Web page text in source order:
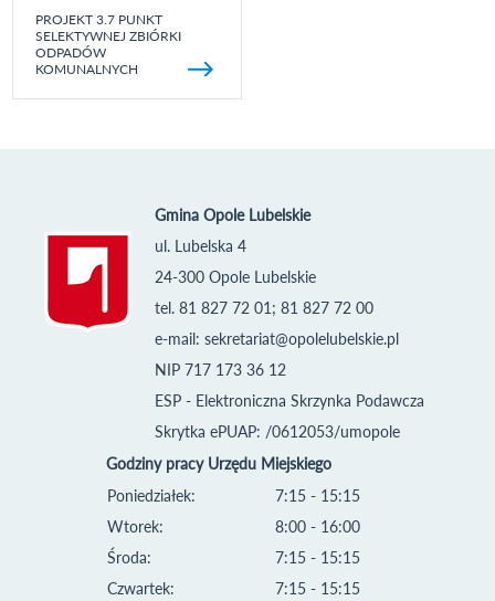
PROJEKT 3.7 PUNKT
SELEKTYWNEJ ZBIÓRKI
ODPADÓW
KOMUNALNYCH
Gmina Opole Lubelskie
ul. Lubelska 4
24-300 Opole Lubelskie
tel. 81 827 72 01; 81 827 72 00
e-mail: sekretariat@opolelubelskie.pl
NIP 717 173 36 12
ESP - Elektroniczna Skrzynka Podawcza
Skrytka ePUAP: /0612053/umopole
Godziny pracy Urzędu Miejskiego
Poniedziałek:
Wtorek:
Środa:
Czwartek:
7:15 - 15:15
8:00 - 16:00
7:15 - 15:15
7:15 - 15:15